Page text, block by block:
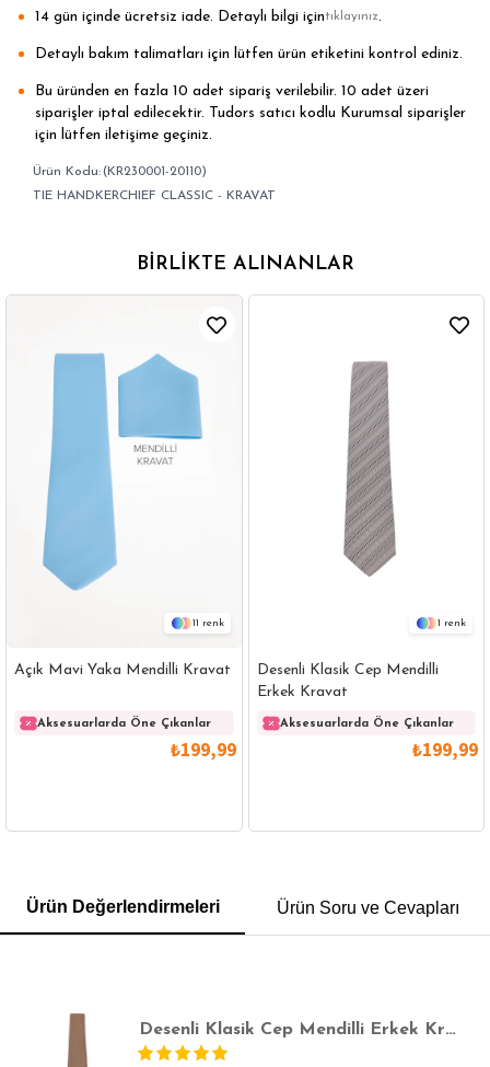
14 gün içinde ücretsiz iade. Detaylı bilgi içintıklayınız.
Detaylı bakım talimatları için lütfen ürün etiketini kontrol ediniz.
Bu üründen en fazla 10 adet sipariş verilebilir. 10 adet üzeri
siparişler iptal edilecektir. Tudors satıcı kodlu Kurumsal siparişler
için lütfen iletişime geçiniz.
(KR230001-20110)
TIE HANDKERCHIEF CLASSIC - KRAVAT
BIRLIKTE ALINANLAR
11
Açık Mavi Yaka Mendilli Kravat
Aksesuarlarda Öne Çıkanlar
₺199,99
1
Desenli Klasik Cep Mendilli
Erkek Kravat
Aksesuarlarda Öne Çıkanlar
₺199,99
POLO YAKA T-SHIRT KEMER BOXER
Ürün Değerlendirmeleri Ürün Soru ve Cevapları
Desenli Klasik Cep Mendilli Erkek Kravat